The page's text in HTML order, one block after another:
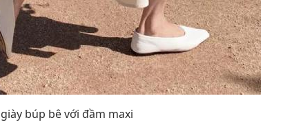
búp bê với đầm maxi